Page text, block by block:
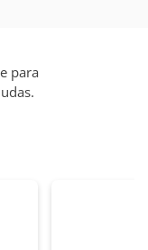
para